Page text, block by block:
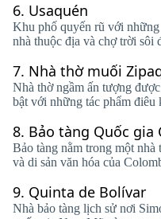
6. Usaquén
Khu phố quyến rũ với
nhà thuộc địa và chợ trời sôi
7. Nhà thờ muối
Nhà thờ ngầm ấn tượng
bật với những tác phẩm điêu
8. Bảo tàng Quốc gia
Bảo tàng nằm trong một
và di sản văn hóa của
9. Quinta de Bolívar
Nhà bảo tàng lịch sử nơi